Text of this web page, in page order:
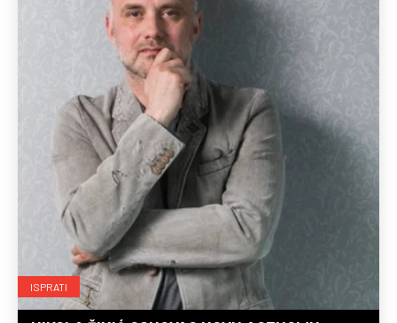
ISPRATI